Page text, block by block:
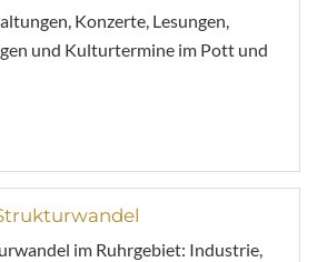
Konzerte, Lesungen,
und Kulturtermine im Pott und
im Ruhrgebiet: Industrie,